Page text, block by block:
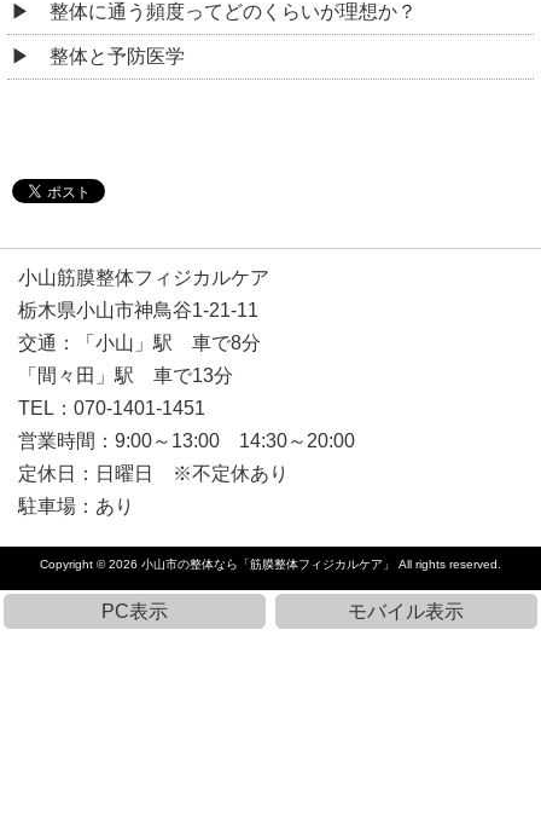
整体に通う頻度ってどのくらいが理想か？
整体と予防医学
小山筋膜整体フィジカルケア
栃木県小山市神鳥谷1-21-11
交通：「小山」駅 車で8分
「間々田」駅 車で13分
TEL：070-1401-1451
営業時間：9:00～13:00 14:30～20:00
定休日：日曜日 ※不定休あり
駐車場：あり
Copyright © 2026 小山市の整体なら「筋膜整体フィジカルケア」 All rights reserved.
PC表示 モバイル表示